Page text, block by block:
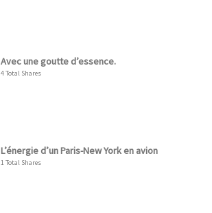
Avec une goutte d’essence.
4 Total Shares
L’énergie d’un Paris-New York en avion
1 Total Shares